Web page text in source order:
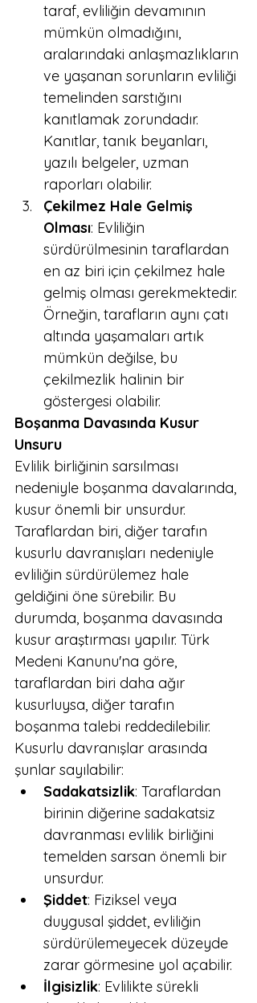
taraf, evliliğin devamının
mümkün olmadığını,
aralarındaki anlaşmazlıkların
ve yaşanan sorunların evliliği
temelinden sarstığını
kanıtlamak zorundadır.
Kanıtlar, tanık beyanları,
yazılı belgeler, uzman
raporları olabilir.
Çekilmez Hale Gelmiş
Olması: Evliliğin
sürdürülmesinin taraflardan
en az biri için çekilmez hale
gelmiş olması gerekmektedir.
Örneğin, tarafların aynı çatı
altında yaşamaları artık
mümkün değilse, bu
çekilmezlik halinin bir
göstergesi olabilir.
Boşanma Davasında Kusur
Unsuru
Evlilik birliğinin sarsılması
nedeniyle boşanma davalarında,
kusur önemli bir unsurdur.
Taraflardan biri, diğer tarafın
kusurlu davranışları nedeniyle
evliliğin sürdürülemez hale
geldiğini öne sürebilir. Bu
durumda, boşanma davasında
kusur araştırması yapılır. Türk
Medeni Kanunu'na göre,
taraflardan biri daha ağır
kusurluysa, diğer tarafın
boşanma talebi reddedilebilir.
Kusurlu davranışlar arasında
şunlar sayılabilir:
Sadakatsizlik: Taraflardan
birinin diğerine sadakatsiz
davranması evlilik birliğini
temelden sarsan önemli bir
unsurdur.
Şiddet: Fiziksel veya
duygusal şiddet, evliliğin
sürdürülemeyecek düzeyde
zarar görmesine yol açabilir.
İlgisizlik: Evlilikte sürekli